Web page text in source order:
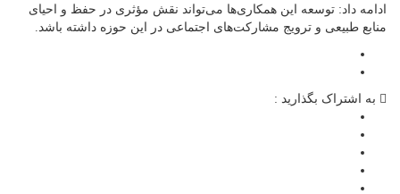
ادامه داد: توسعه این همکاری‌ها می‌تواند نقش مؤثری در حفظ و احیای
منابع طبیعی و ترویج مشارکت‌های اجتماعی در این حوزه داشته باشد.
به اشتراک بگذارید :